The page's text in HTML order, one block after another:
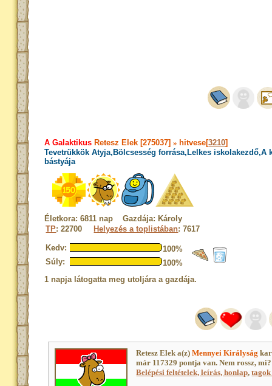
A Galaktikus Retesz Elek [275037]» hitvese[3210]
Tevetrükkök Atyja,Bölcsesség forrása,Lelkes iskolakezdő,A
bástyája
Életkora: 6811 nap Gazdája: Károly
TP: 22700 Helyezés a toplistában: 7617
Kedv:
100%
Súly:
100%
1 napja látogatta meg utoljára a gazdája.
Retesz Elek a(z)Mennyei Királyság
már 117329 pontja van. Nem rossz, mi?
Belépési feltételek, leírás, honlap,